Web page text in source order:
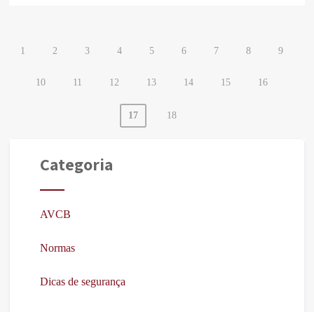
1 2 3 4 5 6 7 8 9
10 11 12 13 14 15 16
17 18
Categoria
AVCB
Normas
Dicas de segurança